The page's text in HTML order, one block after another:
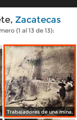
Zacatecas
(1 al 13 de 13):
Trabajadores de una mina.